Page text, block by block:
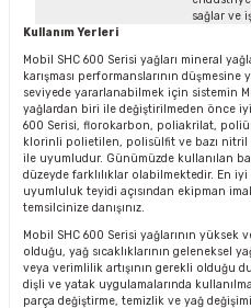
sağlar ve
Kullanım Yerleri
Mobil SHC 600 Serisi yağları mineral
karışması performanslarının
seviyede yararlanabilmek için sistemin
yağlardan biri ile değiştirilmeden önce
600 Serisi, florokarbon, poliakrilat,
klorinli polietilen, polisülfit ve bazı nitril
ile uyumludur. Günümüzde kullanılan
düzeyde farklılıklar olabilmektedir. En
uyumluluk teyidi açısından ekipman
temsilcinize danışınız.
Mobil SHC 600 Serisi yağlarının yüksek
olduğu, yağ sıcaklıklarının geleneksel
veya verimlilik artışının gerekli olduğu
dişli ve yatak uygulamalarında
parça değiştirme, temizlik ve yağ